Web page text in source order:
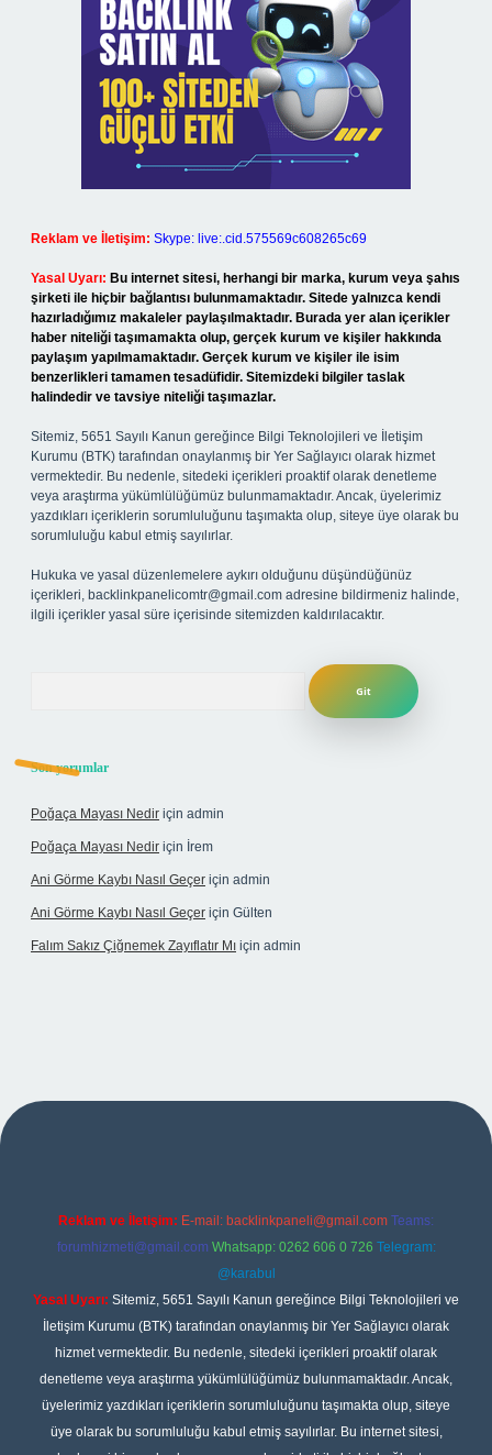
Reklam ve İletişim: Skype: live:.cid.575569c608265c69
Yasal Uyarı: Bu internet sitesi, herhangi bir marka, kurum veya şahıs
şirketi ile hiçbir bağlantısı bulunmamaktadır. Sitede yalnızca kendi
hazırladığımız makaleler paylaşılmaktadır. Burada yer alan içerikler
haber niteliği taşımamakta olup, gerçek kurum ve kişiler hakkında
paylaşım yapılmamaktadır. Gerçek kurum ve kişiler ile isim
benzerlikleri tamamen tesadüfidir. Sitemizdeki bilgiler taslak
halindedir ve tavsiye niteliği taşımazlar.
Sitemiz, 5651 Sayılı Kanun gereğince Bilgi Teknolojileri ve İletişim
Kurumu (BTK) tarafından onaylanmış bir Yer Sağlayıcı olarak hizmet
vermektedir. Bu nedenle, sitedeki içerikleri proaktif olarak denetleme
veya araştırma yükümlülüğümüz bulunmamaktadır. Ancak, üyelerimiz
yazdıkları içeriklerin sorumluluğunu taşımakta olup, siteye üye olarak bu
sorumluluğu kabul etmiş sayılırlar.
Hukuka ve yasal düzenlemelere aykırı olduğunu düşündüğünüz
içerikleri, backlinkpanelicomtr@gmail.com adresine bildirmeniz halinde,
ilgili içerikler yasal süre içerisinde sitemizden kaldırılacaktır.
Son yorumlar
Poğaça Mayası Nedir için admin
Poğaça Mayası Nedir için İrem
Ani Görme Kaybı Nasıl Geçer için admin
Ani Görme Kaybı Nasıl Geçer için Gülten
Falım Sakız Çiğnemek Zayıflatır Mı için admin
Reklam ve İletişim: E-mail: backlinkpaneli@gmail.com Teams:
forumhizmeti@gmail.com Whatsapp: 0262 606 0 726 Telegram:
@karabul
Yasal Uyarı: Sitemiz, 5651 Sayılı Kanun gereğince Bilgi Teknolojileri ve
İletişim Kurumu (BTK) tarafından onaylanmış bir Yer Sağlayıcı olarak
hizmet vermektedir. Bu nedenle, sitedeki içerikleri proaktif olarak
denetleme veya araştırma yükümlülüğümüz bulunmamaktadır. Ancak,
üyelerimiz yazdıkları içeriklerin sorumluluğunu taşımakta olup, siteye
üye olarak bu sorumluluğu kabul etmiş sayılırlar. Bu internet sitesi,